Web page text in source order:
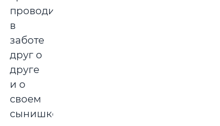
проводит
в
заботе
друг о
друге
и о
своем
сынишке.